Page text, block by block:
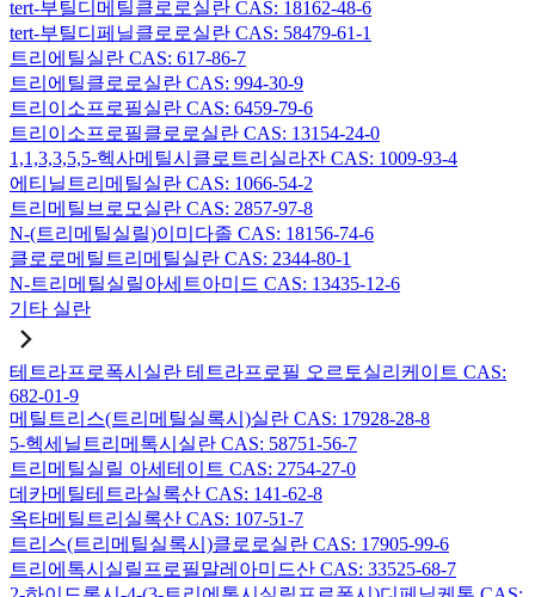
tert-부틸디메틸클로로실란 CAS: 18162-48-6
tert-부틸디페닐클로로실란 CAS: 58479-61-1
트리에틸실란 CAS: 617-86-7
트리에틸클로로실란 CAS: 994-30-9
트리이소프로필실란 CAS: 6459-79-6
트리이소프로필클로로실란 CAS: 13154-24-0
1,1,3,3,5,5-헥사메틸시클로트리실라잔 CAS: 1009-93-4
에티닐트리메틸실란 CAS: 1066-54-2
트리메틸브로모실란 CAS: 2857-97-8
N-(트리메틸실릴)이미다졸 CAS: 18156-74-6
클로로메틸트리메틸실란 CAS: 2344-80-1
N-트리메틸실릴아세트아미드 CAS: 13435-12-6
기타 실란
테트라프로폭시실란 테트라프로필 오르토실리케이트 CAS:
682-01-9
메틸트리스(트리메틸실록시)실란 CAS: 17928-28-8
5-헥세닐트리메톡시실란 CAS: 58751-56-7
트리메틸실릴 아세테이트 CAS: 2754-27-0
데카메틸테트라실록산 CAS: 141-62-8
옥타메틸트리실록산 CAS: 107-51-7
트리스(트리메틸실록시)클로로실란 CAS: 17905-99-6
트리에톡시실릴프로필말레아미드산 CAS: 33525-68-7